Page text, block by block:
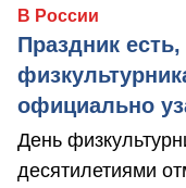
В России
Праздник
официально
День
десятилетиями